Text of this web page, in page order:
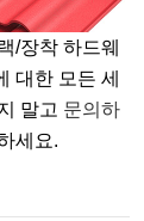
/장착 하드웨
대한 모든 세
말고 문의하
세요.